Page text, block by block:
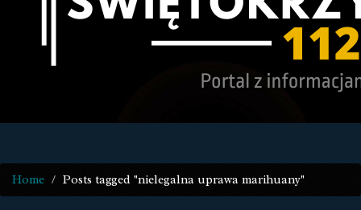
Home Posts tagged "nielegalna uprawa marihuany"